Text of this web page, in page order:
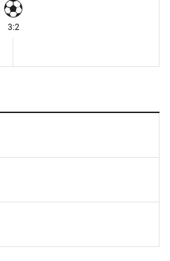
3:2